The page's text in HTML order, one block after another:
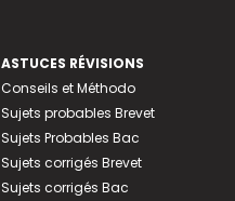
ASTUCES RÉVISIONS
Conseils et Méthodo
Sujets probables Brevet
Sujets Probables Bac
Sujets corrigés Brevet
Sujets corrigés Bac